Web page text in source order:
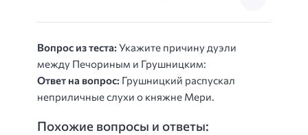
Вопрос из теста: Укажите причину дуэли
между Печориным и Грушницким:
Ответ на вопрос: Грушницкий распускал
неприличные слухи о княжне Мери.
Похожие вопросы и ответы: